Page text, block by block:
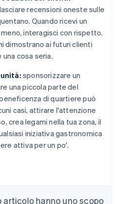
recensioni oneste sulle
Quando ricevi un
interagisci con rispetto.
dimostrano ai futuri clienti
cosa seria.
sponsorizzare un
una piccola parte del
di quartiere può
casi, attirare l'attenzione
crea legami nella tua zona, il
iniziativa gastronomica
attiva per un po'.
hanno uno scopo